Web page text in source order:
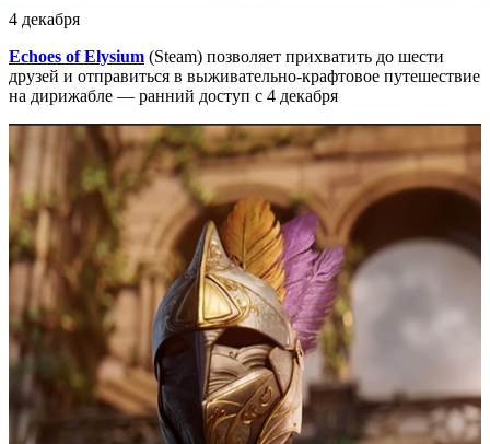
4 декабря
Echoes of Elysium (Steam) позволяет прихватить до шести
друзей и отправиться в выживательно-крафтовое путешествие
на дирижабле — ранний доступ с 4 декабря